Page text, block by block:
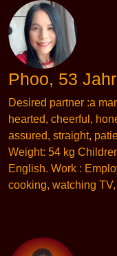
Phoo, 53
Desired partner :a
hearted, cheerful,
assured, straight,
Weight: 54 kg
English. Work :
cooking, watching